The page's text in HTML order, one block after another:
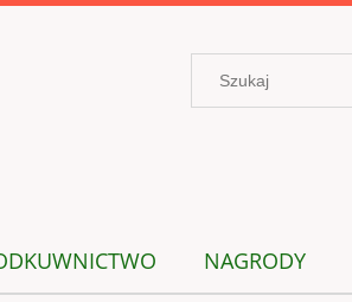
NAGRODY